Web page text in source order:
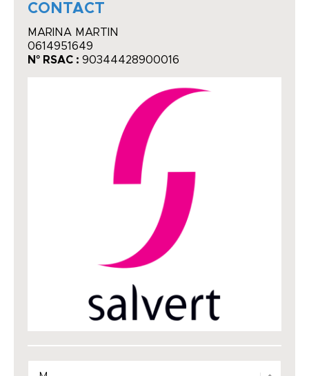
CONTACT
MARINA MARTIN
0614951649
N° RSAC : 90344428900016